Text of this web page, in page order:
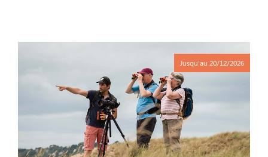
Jusqu'au 20/12/2026